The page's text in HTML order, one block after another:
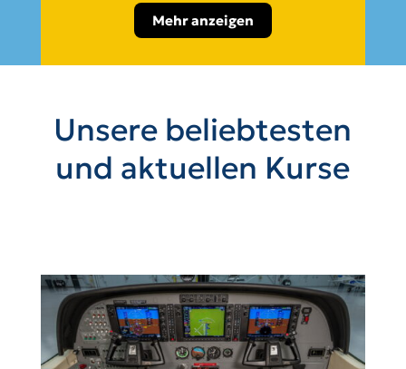
Mehr anzeigen
Unsere beliebtesten
und aktuellen Kurse